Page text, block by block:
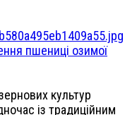
пшениці озимої
культур
із традиційним